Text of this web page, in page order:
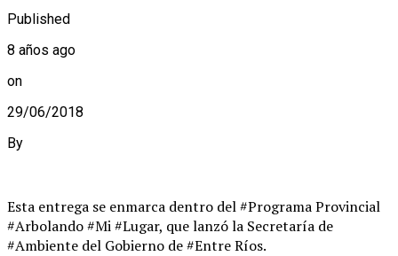
Published
8 años ago
on
29/06/2018
By
Esta entrega se enmarca dentro del #Programa Provincial
#Arbolando #Mi #Lugar, que lanzó la Secretaría de
#Ambiente del Gobierno de #Entre Ríos.